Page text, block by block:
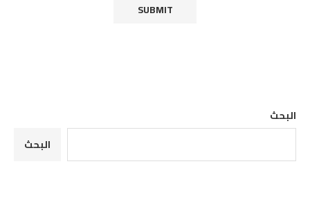
البحث
البحث